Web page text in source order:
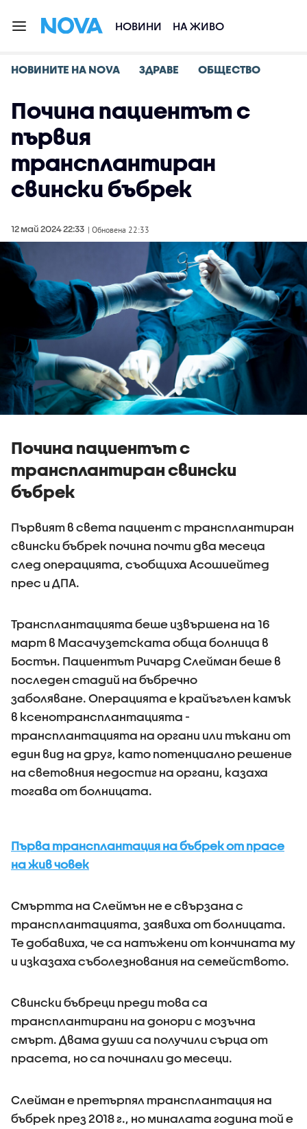
НОВИНИ НА ЖИВО
НОВИНИТЕ НА NOVA ЗДРАВЕ ОБЩЕСТВО
Почина пациентът с
първия
трансплантиран
свински бъбрек
12 май 2024 22:33 | Обновена 22:33
Почина пациентът с
трансплантиран свински
бъбрек
Първият в света пациент с трансплантиран
свински бъбрек почина почти два месеца
след операцията, съобщиха Асошиейтед
прес и ДПА.
Трансплантацията беше извършена на 16
март в Масачузетската обща болница в
Бостън. Пациентът Ричард Слейман беше в
последен стадий на бъбречно
заболяване. Операцията е крайъгълен камък
в ксенотрансплантацията -
трансплантацията на органи или тъкани от
един вид на друг, като потенциално решение
на световния недостиг на органи, казаха
тогава от болницата.
Първа трансплантация на бъбрек от прасе
на жив човек
Смъртта на Слеймън не е свързана с
трансплантацията, заявиха от болницата.
Те добавиха, че са натъжени от кончината му
и изказаха съболезнования на семейството.
Свински бъбреци преди това са
трансплантирани на донори с мозъчна
смърт. Двама души са получили сърца от
прасета, но са починали до месеци.
Слейман е претърпял трансплантация на
бъбрек през 2018 г., но миналата година той е